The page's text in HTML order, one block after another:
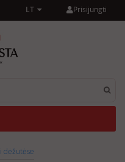
Prisijungti
LT
dėžutėse